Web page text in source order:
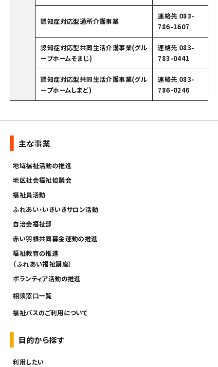
認知症対応型通所介護事業
連絡先 083-
786-1607
認知症対応型共同生活介護事業(グル
ープホームそまじ)
連絡先 083-
783-0441
認知症対応型共同生活介護事業(グル
ープホームしまど)
連絡先 083-
786-0246
主な事業
地域福祉活動の推進
地区社会福祉協議会
福祉員活動
ふれあい・いきいきサロン活動
自治会福祉部
赤い羽根共同募金運動の推進
福祉教育の推進
（ふれあい福祉講座）
ボランティア活動の推進
相談窓口一覧
福祉バスのご利用について
目的から探す
利用したい